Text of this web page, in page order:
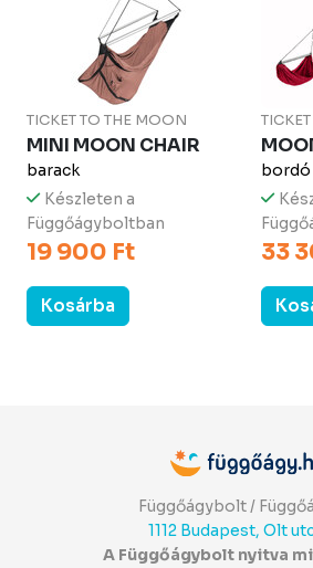
TICKET TO THE MOON
MINI MOON CHAIR
barack
Készleten a
Függőágyboltban
19 900 Ft
Kosárba
bordó
33
Függőágybolt /
1112 Budapest, Olt
A Függőágybolt nyitva